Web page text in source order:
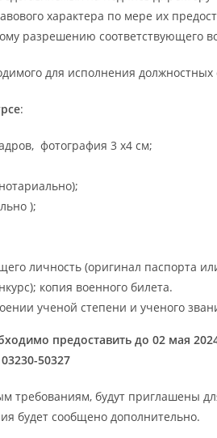
характера по мере их
разрешению соответствующего
для исполнения должностных
:
фотография 3 х4 см;
);
личность (оригинал паспорта
копия военного билета.
ученой степени и ученого
предоставить до 02 мая 202
03230-50327
требованиям, будут приглашены
будет сообщено дополнительно.